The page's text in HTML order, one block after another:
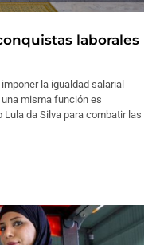
laborales
la igualdad salarial
misma función es
da Silva para combatir las